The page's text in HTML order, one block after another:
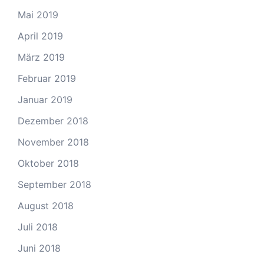
Mai 2019
April 2019
März 2019
Februar 2019
Januar 2019
Dezember 2018
November 2018
Oktober 2018
September 2018
August 2018
Juli 2018
Juni 2018